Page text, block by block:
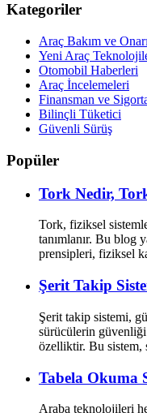
Kategoriler
Araç Bakım ve
Yeni Araç
Otomobil Haberleri
Araç İncelemeleri
Finansman ve
Bilinçli Tüketici
Güvenli Sürüş
Popüler
Tork Nedir,
Tork, fiziksel
tanımlanır. Bu blog
prensipleri, fiziksel
Şerit Takip
Şerit takip sistemi,
sürücülerin
özelliktir. Bu sistem,
Tabela Okuma
Araba teknolojileri